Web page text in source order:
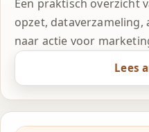
Een praktisch overzicht
opzet, dataverzameling,
naar actie voor
Lees